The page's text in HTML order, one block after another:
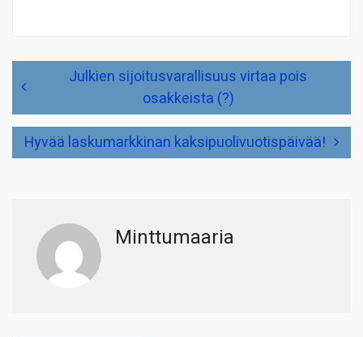
selaus
Julkien sijoitusvarallisuus virtaa pois
osakkeista (?)
Hyvää laskumarkkinan kaksipuolivuotispäivää!
Minttumaaria